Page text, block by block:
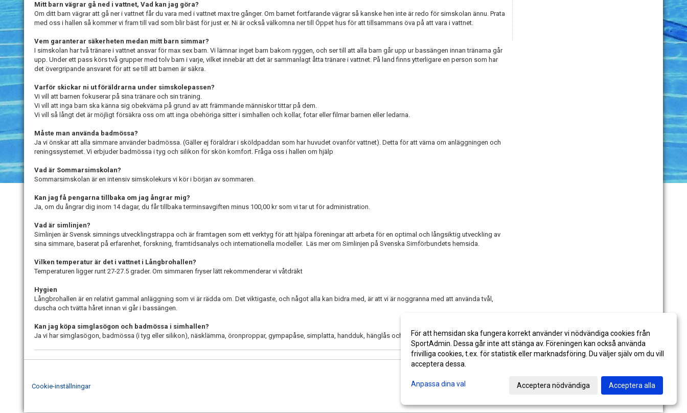
Mitt barn vägrar gå ned i vattnet, Vad kan jag göra?
Om ditt barn vägrar att gå ner i vattnet får du vara med i vattnet max tre gånger. Om barnet fortfarande vägrar så kanske hen inte är redo för simskolan ännu. Prata
med oss i hallen så kommer vi fram till vad som blir bäst för just er. Ni är också välkomna ner till Öppet hus för att tillsammans öva på att vara i vattnet.
Vem garanterar säkerheten medan mitt barn simmar?
I simskolan har två tränare i vattnet ansvar för max sex barn. Vi lämnar inget barn bakom ryggen, och ser till att alla barn går upp ur bassängen innan tränarna går
upp. Under ett pass körs två grupper med tolv barn i varje, vilket innebär att det är sammanlagt åtta tränare i vattnet. På land finns ytterligare en person som har
det övergripande ansvaret för att se till att barnen är säkra.
Varför skickar ni ut föräldrarna under simskolepassen?
Vi vill att barnen fokuserar på sina tränare och sin träning.
Vi vill att inga barn ska känna sig obekväma på grund av att främmande människor tittar på dem.
Vi vill så långt det är möjligt försäkra oss om att inga obehöriga sitter i simhallen och kollar, fotar eller filmar barnen eller ledarna.
Måste man använda badmössa?
Ja vi önskar att alla simmare använder badmössa. (Gäller ej föräldrar i sköldpaddan som har huvudet ovanför vattnet). Detta för att värna om anläggningen och
reningssystemet. Vi erbjuder badmössa i tyg och silikon för skön komfort. Fråga oss i hallen om hjälp
Vad är Sommarsimskolan?
Sommarsimskolan är en intensiv simskolekurs vi kör i början av sommaren.
Kan jag få pengarna tillbaka om jag ångrar mig?
Ja, om du ångrar dig inom 14 dagar, du får tillbaka terminsavgiften minus 100,00 kr som vi tar ut för administration.
Vad är simlinjen?
Simlinjen är Svensk simnings utvecklingstrappa och är framtagen som ett verktyg för att hjälpa föreningar att arbeta för en optimal och långsiktig utveckling av
sina simmare, baserat på erfarenhet, forskning, framtidsanalys och internationella modeller. Läs mer om Simlinjen på Svenska Simförbundets hemsida.
Vilken temperatur är det i vattnet i Långbrohallen?
Temperaturen ligger runt 27-27.5 grader. Om simmaren fryser lätt rekommenderar vi våtdräkt
Hygien
Långbrohallen är en relativt gammal anläggning som vi är rädda om. Det viktigaste, och något alla kan bidra med, är att vi är noggranna med att använda tvål,
duscha och tvätta håret innan vi går i bassängen.
Kan jag köpa simglasögon och badmössa i simhallen?
Ja vi har simglasögon, badmössa (i tyg eller silikon), näsklämma, öronproppar, gympapåse, simplatta, handduk, hänglås och simmärken. Du betalar med swish.
Cookie-inställningar
För att hemsidan ska fungera korrekt använder vi nödvändiga cookies från
SportAdmin. Dessa går inte att stänga av. Föreningen kan också använda
frivilliga cookies, t.ex. för statistik eller marknadsföring. Du väljer själv om du vill
acceptera dessa.
Anpassa dina val Acceptera nödvändiga Acceptera alla